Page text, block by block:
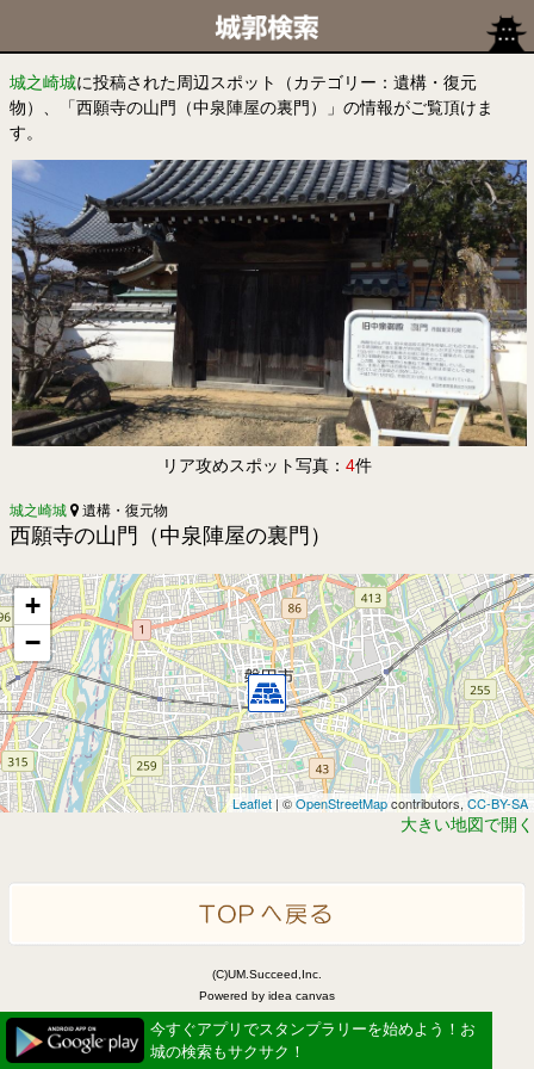
城之崎城に投稿された周辺スポット（カテゴリー：遺構・復元
物）、「西願寺の山門（中泉陣屋の裏門）」の情報がご覧頂けま
す。
リア攻めスポット写真： 4件
城之崎城 遺構・復元物
西願寺の山門（中泉陣屋の裏門）
+
−
Leaflet | ©OpenStreetMapcontributors, CC-BY-SA
大きい地図で開く
(C)UM.Succeed,Inc.
Powered by idea canvas
今すぐアプリでスタンプラリーを始めよう！お
城の検索もサクサク！